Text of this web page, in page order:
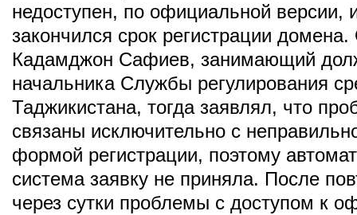
недоступен, по официальной версии,
закончился срок регистрации
Кадамджон Сафиев, занимающий
начальника Службы регулирования
Таджикистана, тогда заявлял, что
связаны исключительно с
формой регистрации, поэтому
система заявку не приняла. После
через сутки проблемы с доступом к